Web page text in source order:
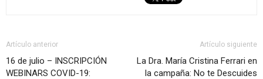
Artículo anterior
16 de julio – INSCRIPCIÓN
WEBINARS COVID-19:
Artículo siguiente
La Dra. María Cristina Ferrari en
la campaña: No te Descuides